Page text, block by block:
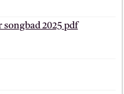
2025 pdf